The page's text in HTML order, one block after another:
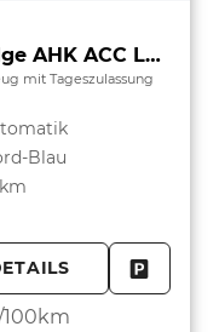
1.5 eTSI 110 kW DSG ABT Edge AHK ACC LED
mit Tageszulassung
Blau
100km